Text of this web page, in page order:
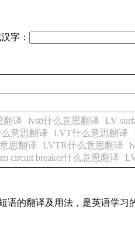
字：
翻译 lvsti什么意思翻译 LV
意思翻译 LVT什么意思翻译
思翻译 LVTR什么意思翻译
circuit breaker什么意思翻译
的翻译及用法，是英语学习